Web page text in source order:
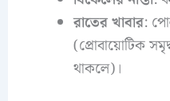
রাতের খাবার:
(প্রোবায়োটিক
থাকলে)।